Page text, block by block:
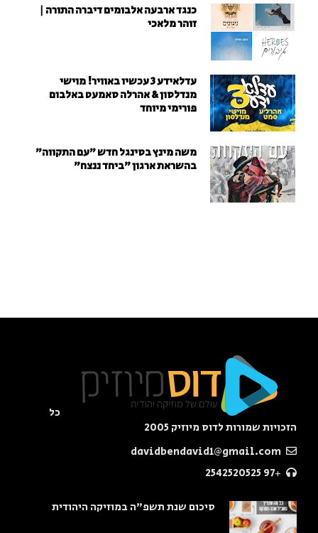
כנגד ארבעה אלבומים דיברה התורה |
זוהר מלאכי
עדלאידע 3 עכשיו באוויר! מוישי
מנדלסון & אהרלה סאמעט באלבום
פורימי מיוחד
משה מינץ בסינגל חדש ״עם התקווה״
בהשראת ארגון "ביחד ננצח"
כל
הזכויות שמורות לדוס מיוזיק 2005
+97 2542520525
סיכום שנת תשפ"ה במוזיקה היהודית